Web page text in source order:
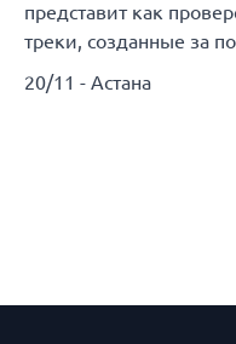
представит как
треки, созданные за
20/11 - Астана